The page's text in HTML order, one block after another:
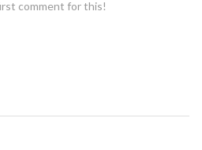
comment for this!